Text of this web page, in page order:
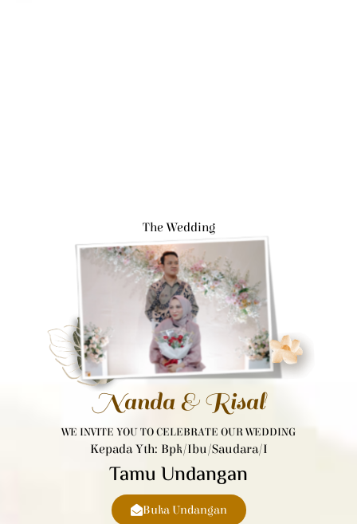
The Wedding
Nanda & Risal
WE INVITE YOU TO CELEBRATE OUR WEDDING
Kepada Yth: Bpk/Ibu/Saudara/i
Tamu Undangan
Buka Undangan